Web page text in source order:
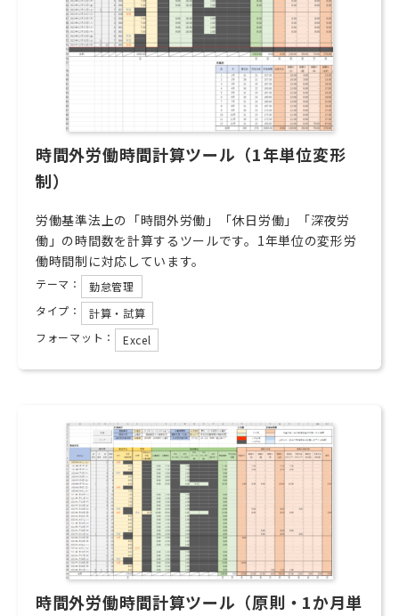
時間外労働時間計算ツール（1年単位変形
制）
労働基準法上の「時間外労働」「休日労働」「深夜労
働」の時間数を計算するツールです。1年単位の変形労
働時間制に対応しています。
テーマ：
勤怠管理
タイプ：
計算・試算
フォーマット：
Excel
時間外労働時間計算ツール（原則・1か月単